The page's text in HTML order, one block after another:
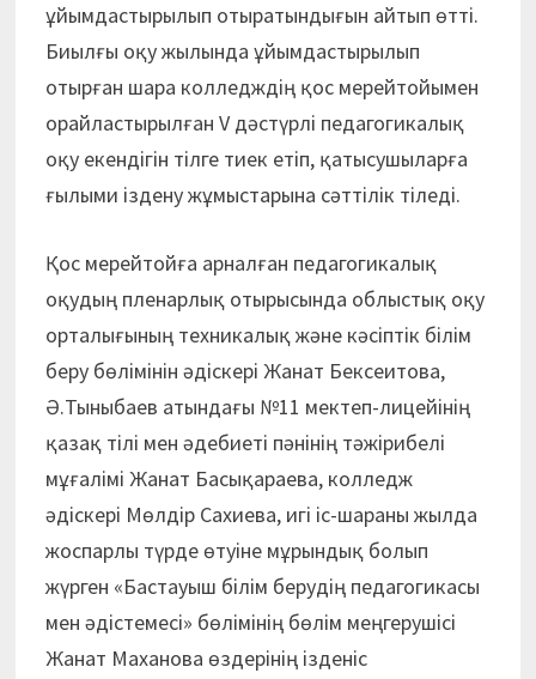
ұйымдастырылып отыратындығын айтып өтті.
Биылғы оқу жылында ұйымдастырылып
отырған шара колледждің қос мерейтойымен
орайластырылған V дәстүрлі педагогикалық
оқу екендігін тілге тиек етіп, қатысушыларға
ғылыми іздену жұмыстарына сәттілік тіледі.
Қос мерейтойға арналған педагогикалық
оқудың пленарлық отырысында облыстық оқу
орталығының техникалық және кәсіптік білім
беру бөлімінін әдіскері Жанат Бексеитова,
Ә.Тыныбаев атындағы №11 мектеп-лицейінің
қазақ тілі мен әдебиеті пәнінің тәжірибелі
мұғалімі Жанат Басықараева, колледж
әдіскері Мөлдір Сахиева, игі іс-шараны жылда
жоспарлы түрде өтуіне мұрындық болып
жүрген «Бастауыш білім берудің педагогикасы
мен әдістемесі» бөлімінің бөлім меңгерушісі
Жанат Маханова өздерінің ізденіс